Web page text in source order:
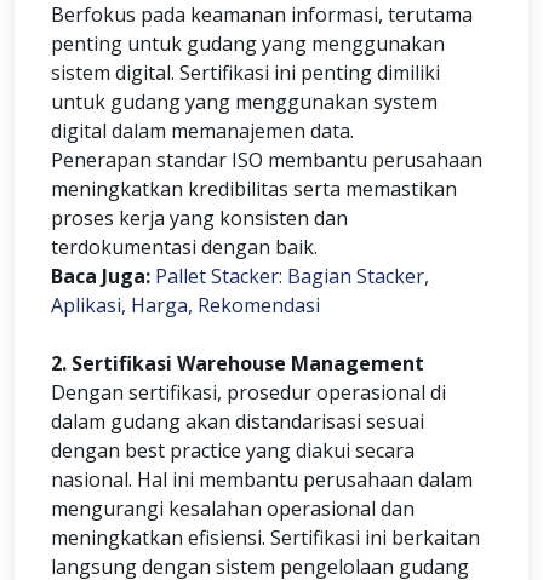
Berfokus pada keamanan informasi, terutama
penting untuk gudang yang menggunakan
sistem digital. Sertifikasi ini penting dimiliki
untuk gudang yang menggunakan system
digital dalam memanajemen data.
Penerapan standar ISO membantu perusahaan
meningkatkan kredibilitas serta memastikan
proses kerja yang konsisten dan
terdokumentasi dengan baik.
Baca Juga: Pallet Stacker: Bagian Stacker,
Aplikasi, Harga, Rekomendasi
2. Sertifikasi Warehouse Management
Dengan sertifikasi, prosedur operasional di
dalam gudang akan distandarisasi sesuai
dengan best practice yang diakui secara
nasional. Hal ini membantu perusahaan dalam
mengurangi kesalahan operasional dan
meningkatkan efisiensi. Sertifikasi ini berkaitan
langsung dengan sistem pengelolaan gudang